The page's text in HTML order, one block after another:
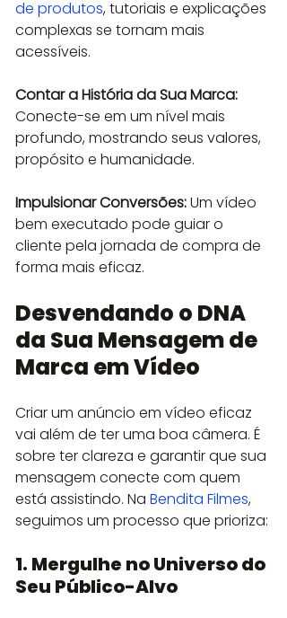
de produtos, tutoriais e explicações
complexas se tornam mais
acessíveis.
Contar a História da Sua Marca:
Conecte-se em um nível mais
profundo, mostrando seus valores,
propósito e humanidade.
Impulsionar Conversões: Um vídeo
bem executado pode guiar o
cliente pela jornada de compra de
forma mais eficaz.
Desvendando o DNA
da Sua Mensagem de
Marca em Vídeo
Criar um anúncio em vídeo eficaz
vai além de ter uma boa câmera. É
sobre ter clareza e garantir que sua
mensagem conecte com quem
está assistindo. Na Bendita Filmes,
seguimos um processo que prioriza:
1. Mergulhe no Universo do
Seu Público-Alvo